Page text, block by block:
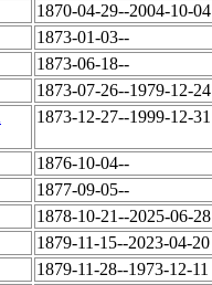
1870-04-29--2004-10-04
1873-01-03--
1873-06-18--
1873-07-26--1979-12-24
1873-12-27--1999-12-31
1876-10-04--
1877-09-05--
1878-10-21--2025-06-28
1879-11-15--2023-04-20
1879-11-28--1973-12-11